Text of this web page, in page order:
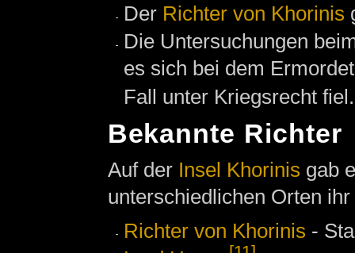
Der Richter von Khorinis
Die Untersuchungen
es sich bei dem
Fall unter Kriegsrecht fiel.
Bekannte Richter
Auf der Insel Khorinis gab
unterschiedlichen Orten
Richter von Khorinis -